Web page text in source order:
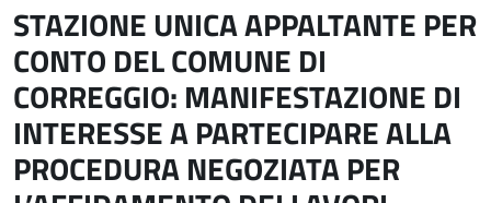
STAZIONE UNICA APPALTANTE PER
CONTO DEL COMUNE DI
CORREGGIO: MANIFESTAZIONE DI
INTERESSE A PARTECIPARE ALLA
PROCEDURA NEGOZIATA PER